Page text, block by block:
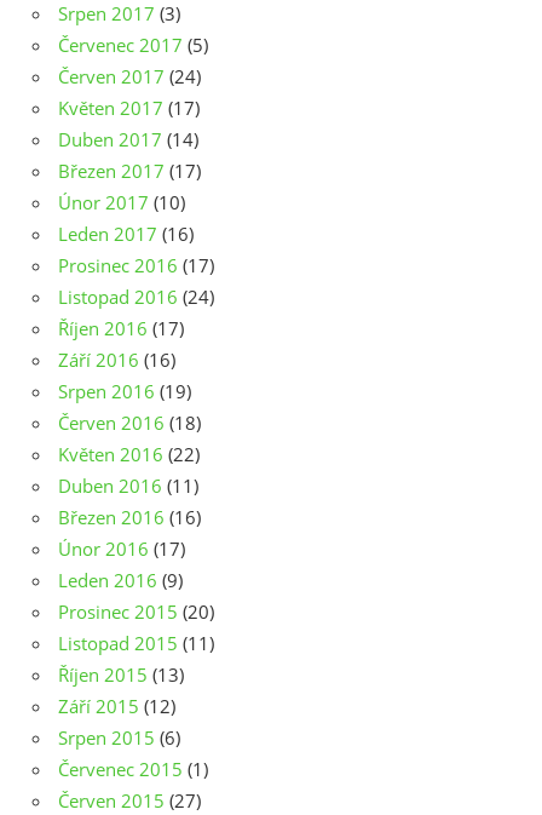
Srpen 2017 (3)
Červenec 2017 (5)
Červen 2017 (24)
Květen 2017 (17)
Duben 2017 (14)
Březen 2017 (17)
Únor 2017 (10)
Leden 2017 (16)
Prosinec 2016 (17)
Listopad 2016 (24)
Říjen 2016 (17)
Září 2016 (16)
Srpen 2016 (19)
Červen 2016 (18)
Květen 2016 (22)
Duben 2016 (11)
Březen 2016 (16)
Únor 2016 (17)
Leden 2016 (9)
Prosinec 2015 (20)
Listopad 2015 (11)
Říjen 2015 (13)
Září 2015 (12)
Srpen 2015 (6)
Červenec 2015 (1)
Červen 2015 (27)